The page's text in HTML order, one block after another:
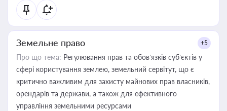
Земельне право +5
Про що тема: Регулювання прав та обов’язків суб’єктів у
сфері користування землею, земельний сервітут, що є
критично важливим для захисту майнових прав власників,
орендарів та держави, а також для ефективного
управління земельними ресурсами